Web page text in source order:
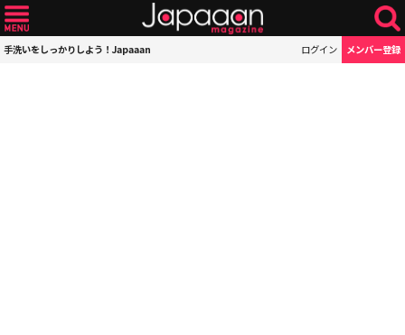
手洗いをしっかりしよう！Japaaan ログイン メンバー登録